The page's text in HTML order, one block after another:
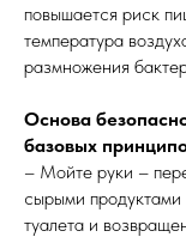
повышается риск
температура
размножения
Основа
базовых
– Мойте руки –
сырыми
туалета и